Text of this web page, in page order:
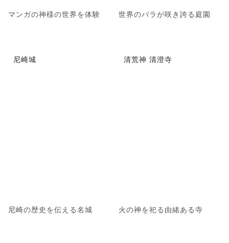
マンガの神様の世界を体験 世界のバラが咲き誇る庭園
尼崎城
尼崎の歴史を伝える名城
清荒神 清澄寺
火の神を祀る由緒ある寺